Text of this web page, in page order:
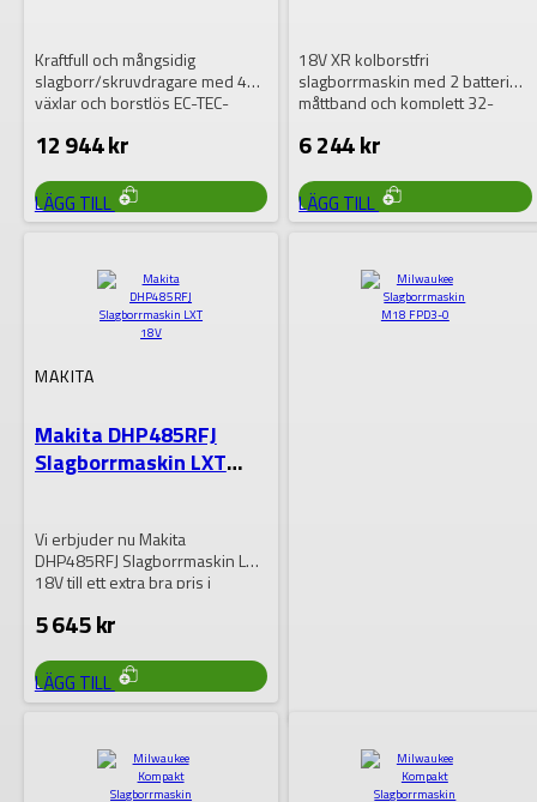
Kraftfull och mångsidig
slagborr/skruvdragare med 4
växlar och borstlös EC-TEC-
18/4 klarar…
12 944kr
LÄGG TILL
18V XR kolborstfri
slagborrmaskin med 2 batterier,
måttband och komplett 32-
för…
6 244kr
LÄGG TILL
MAKITA
Makita DHP485RFJ
Slagborrmaskin LXT
Vi erbjuder nu Makita
DHP485RFJ Slagborrmaskin LXT
18V till ett extra bra pris i
5 645kr
LÄGG TILL
MILWAUKEE